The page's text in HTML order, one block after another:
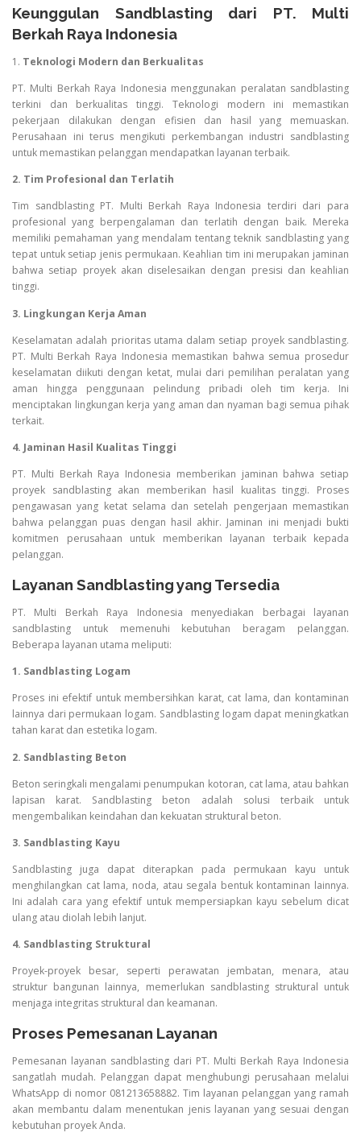
Keunggulan Sandblasting dari PT. Multi
Berkah Raya Indonesia
1. Teknologi Modern dan Berkualitas
PT. Multi Berkah Raya Indonesia menggunakan peralatan sandblasting
terkini dan berkualitas tinggi. Teknologi modern ini memastikan
pekerjaan dilakukan dengan efisien dan hasil yang memuaskan.
Perusahaan ini terus mengikuti perkembangan industri sandblasting
untuk memastikan pelanggan mendapatkan layanan terbaik.
2. Tim Profesional dan Terlatih
Tim sandblasting PT. Multi Berkah Raya Indonesia terdiri dari para
profesional yang berpengalaman dan terlatih dengan baik. Mereka
memiliki pemahaman yang mendalam tentang teknik sandblasting yang
tepat untuk setiap jenis permukaan. Keahlian tim ini merupakan jaminan
bahwa setiap proyek akan diselesaikan dengan presisi dan keahlian
tinggi.
3. Lingkungan Kerja Aman
Keselamatan adalah prioritas utama dalam setiap proyek sandblasting.
PT. Multi Berkah Raya Indonesia memastikan bahwa semua prosedur
keselamatan diikuti dengan ketat, mulai dari pemilihan peralatan yang
aman hingga penggunaan pelindung pribadi oleh tim kerja. Ini
menciptakan lingkungan kerja yang aman dan nyaman bagi semua pihak
terkait.
4. Jaminan Hasil Kualitas Tinggi
PT. Multi Berkah Raya Indonesia memberikan jaminan bahwa setiap
proyek sandblasting akan memberikan hasil kualitas tinggi. Proses
pengawasan yang ketat selama dan setelah pengerjaan memastikan
bahwa pelanggan puas dengan hasil akhir. Jaminan ini menjadi bukti
komitmen perusahaan untuk memberikan layanan terbaik kepada
pelanggan.
Layanan Sandblasting yang Tersedia
PT. Multi Berkah Raya Indonesia menyediakan berbagai layanan
sandblasting untuk memenuhi kebutuhan beragam pelanggan.
Beberapa layanan utama meliputi:
1. Sandblasting Logam
Proses ini efektif untuk membersihkan karat, cat lama, dan kontaminan
lainnya dari permukaan logam. Sandblasting logam dapat meningkatkan
tahan karat dan estetika logam.
2. Sandblasting Beton
Beton seringkali mengalami penumpukan kotoran, cat lama, atau bahkan
lapisan karat. Sandblasting beton adalah solusi terbaik untuk
mengembalikan keindahan dan kekuatan struktural beton.
3. Sandblasting Kayu
Sandblasting juga dapat diterapkan pada permukaan kayu untuk
menghilangkan cat lama, noda, atau segala bentuk kontaminan lainnya.
Ini adalah cara yang efektif untuk mempersiapkan kayu sebelum dicat
ulang atau diolah lebih lanjut.
4. Sandblasting Struktural
Proyek-proyek besar, seperti perawatan jembatan, menara, atau
struktur bangunan lainnya, memerlukan sandblasting struktural untuk
menjaga integritas struktural dan keamanan.
Proses Pemesanan Layanan
Pemesanan layanan sandblasting dari PT. Multi Berkah Raya Indonesia
sangatlah mudah. Pelanggan dapat menghubungi perusahaan melalui
WhatsApp di nomor 081213658882. Tim layanan pelanggan yang ramah
akan membantu dalam menentukan jenis layanan yang sesuai dengan
kebutuhan proyek Anda.